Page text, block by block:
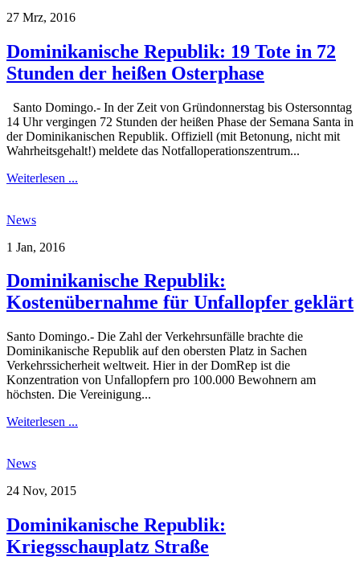
27 Mrz, 2016
Dominikanische Republik: 19 Tote in 72
Stunden der heißen Osterphase
Santo Domingo.- In der Zeit von Gründonnerstag bis Ostersonntag
14 Uhr vergingen 72 Stunden der heißen Phase der Semana Santa in
der Dominikanischen Republik. Offiziell (mit Betonung, nicht mit
Wahrheitsgehalt!) meldete das Notfalloperationszentrum...
Weiterlesen ...
News
1 Jan, 2016
Dominikanische Republik:
Kostenübernahme für Unfallopfer geklärt
Santo Domingo.- Die Zahl der Verkehrsunfälle brachte die
Dominikanische Republik auf den obersten Platz in Sachen
Verkehrssicherheit weltweit. Hier in der DomRep ist die
Konzentration von Unfallopfern pro 100.000 Bewohnern am
höchsten. Die Vereinigung...
Weiterlesen ...
News
24 Nov, 2015
Dominikanische Republik:
Kriegsschauplatz Straße